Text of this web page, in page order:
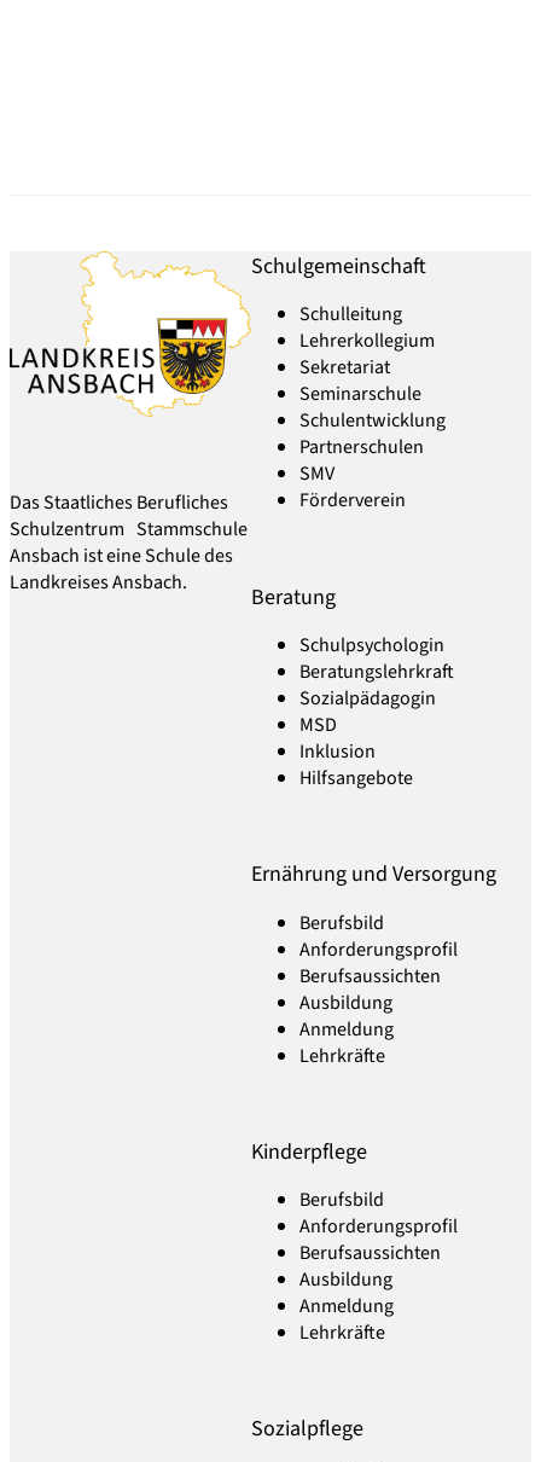
Das Staatliches Berufliches
Schulzentrum Stammschule
Ansbach ist eine Schule des
Landkreises Ansbach.
Schulgemeinschaft
Schulleitung
Lehrerkollegium
Sekretariat
Seminarschule
Schulentwicklung
Partnerschulen
SMV
Förderverein
Beratung
Schulpsychologin
Beratungslehrkraft
Sozialpädagogin
MSD
Inklusion
Hilfsangebote
Ernährung und Versorgung
Berufsbild
Anforderungsprofil
Berufsaussichten
Ausbildung
Anmeldung
Lehrkräfte
Kinderpflege
Berufsbild
Anforderungsprofil
Berufsaussichten
Ausbildung
Anmeldung
Lehrkräfte
Sozialpflege